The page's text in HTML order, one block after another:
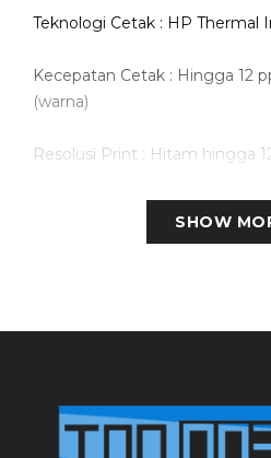
Teknologi Cetak : HP Thermal
Kecepatan Cetak : Hingga 12
(warna)
Resolusi Print : Hitam hingga
Konektivitas : Hi-Speed USB
halaman
Sistem Tinta : Ink tank
SHOW